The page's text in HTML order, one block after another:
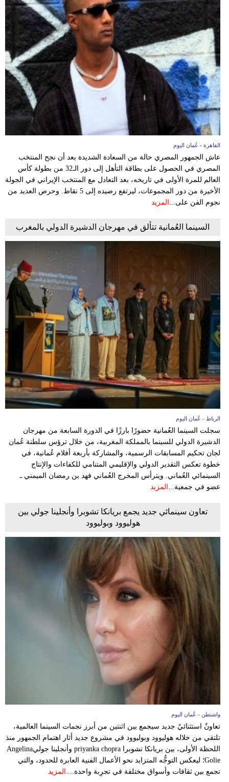
القاهرة - عُمان اليوم
عاش الجمهور المصري حالة من السعادة الشديدة بعد أن نجح المنتخب
المصري في الحصول على بطاقة التأهل إلى دور الـ32 من بطولة كأس
العالم للمرة الأولى في تاريخه، بعد التعادل مع المنتخب الإيراني في الجولة
الأخيرة من دور المجموعات، ليرتفع رصيده إلى 5 نقاط. وحرص العديد من
نجوم الفن على... المزيد
السينما العُمانية تتألق في مهرجان الدشيرة الدولي بالمغرب
الرباط - عُمان اليوم
سجلت السينما العُمانية حضورًا بارزًا في الدورة السابعة من مهرجان
الدشيرة الدولي للسينما بالمملكة المغربية، من خلال ترؤس سلطنة عُمان
لجان تحكيم المسابقات الرسمية، والمشاركة بأربعة أفلام عُمانية، في
خطوة تعكس التقدير الدولي والإقليمي المتنامي للكفاءات والإنتاج
السينمائي العُماني. ويترأس المخرج العُماني فهد بن رمضان الميمني ـ
عضو في جمعية...
المزيد
تعاون سينمائي جديد يجمع بريانكا تشوبرا وأنجلينا جولي بين
هوليوود وبوليوود
واشنطن - عُمان اليوم
تعاونٌ استثنائيٌ جديد سيجمع بين اثنتين من أبرز نجمات السينما العالمية،
تلتقي من خلاله هوليوود وبوليوود في مشروع جديد أثار اهتمام الجمهور منذ
اللحظة الأولى، بين بريانكا تشوبرا priyanka chopra وأنجلينا جوليAngelina
Golie؛ ليعكس التوجُّه المتزايد نحو الأعمال الفنية العابرة للحدود، والتي
تجمع بين ثقافات وأسواق مختلفة في تجرِبة واحدة.... المزيد